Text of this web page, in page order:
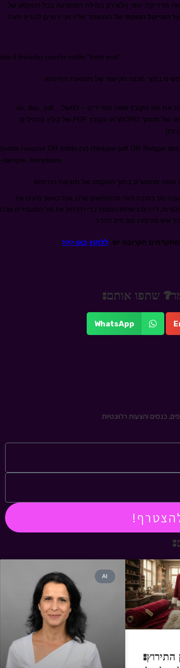
מדוייקת יותר (ולא רק במילה המופיעה בכל הטקסט של
הטייטל הנוכחי של המועמד אליו אני רוצים להגיע וזאת
site:il.linkedin.com/in intitle:"front end"
בתוך מבנה הקישור של תוצאות החיפוש.
את סוג הקובץ שאנו מגדירים – למשל xls, doc, pdf
של מסמך WORD או כקובץ PDF של קובץ (המילים
(intitle:resume OR intitle:cv) (filetype:pdf OR
-sample -templates
שאנו מחפשים בתוך הטקסט של תוצאת החיפוש
של 80:20 לינקדאין נותנת לנו מענה טוב בהרבה מאד מהחיפושים שלנו, אבל כאשר מיצינו את
דרכים ורשתות נוספות כדי להרחיב את פול המועמדים שלנו
איש סורסינג טוב חייב להכיר.
למתקדמים הקרובה ישללחוץ כאן <<<
שתפו אותם:
WhatsApp
כנסים והצעות רלוונטיות
AI